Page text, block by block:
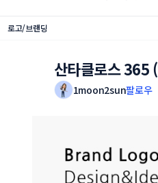
로고/브랜딩
산타클로스
1moon2sun팔로우